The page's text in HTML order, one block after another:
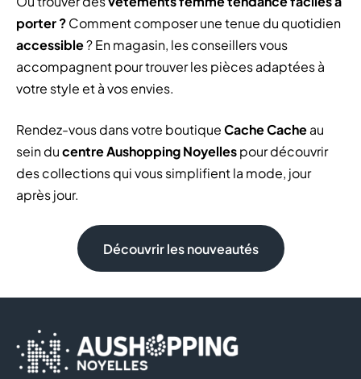
porter ?Comment composer une tenue du quotidien
accessible? En magasin, les conseillers vous
accompagnent pour trouver les pièces adaptées à
votre style et à vos envies.
Rendez-vous dans votre boutiqueCache Cacheau
sein ducentre Aushopping Noyellespour découvrir
des collections qui vous simplifient la mode, jour
après jour.
Découvrir les nouveautés